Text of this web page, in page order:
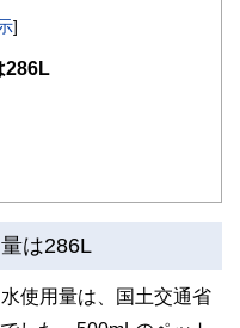
うわかりやすく発信していま
に関する書籍・雑誌の編集経
記事掲載まですべての工程に
公認会計士、社会保険労務
、キャリアコンサルタントな
、相続、保険、ローンなどの話
です。
]
は286L
使用量は、国土交通省